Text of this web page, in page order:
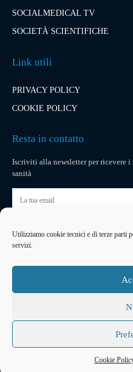
Utilizziamo cookie tecnici e di terze parti
servizi.
Cookie
SOCIALMEDICAL TV
SOCIETÀ SCIENTIFICHE
Link utili
PRIVACY POLICY
COOKIE POLICY
Resta in contatto
Iscriviti alla newsletter per ricevere
sanità
Pubblicità
La tua pubblicitàsu
Developed